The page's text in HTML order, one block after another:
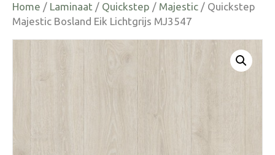
Home / Laminaat / Quickstep / Majestic / Quickstep
Majestic Bosland Eik Lichtgrijs MJ3547